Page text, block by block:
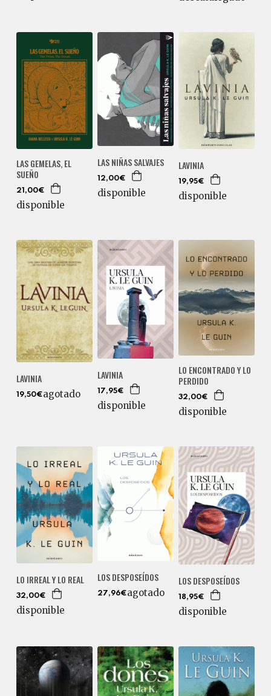
LAS GEMELAS, EL
SUEÑO
21,00€
disponible
LAS NIÑAS SALVAJES
12,00€
disponible
LAVINIA
19,95€
disponible
LAVINIA
19,50€agotado
LAVINIA
17,95€
disponible
LO ENCONTRADO Y LO
PERDIDO
32,00€
disponible
LO IRREAL Y LO REAL
32,00€
disponible
LOS DESPOSEÍDOS
27,96€agotado
LOS DESPOSEÍDOS
18,95€
disponible